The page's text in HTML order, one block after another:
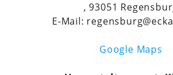
, 93051
E-Mail:
Google Maps